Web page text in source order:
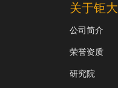
关于钜大
公司简介
荣誉资质
研究院